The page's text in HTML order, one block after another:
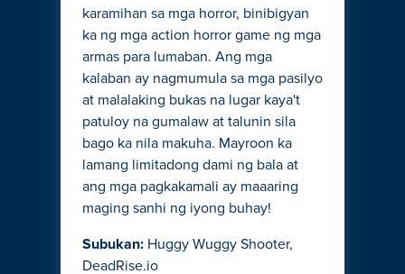
karamihan sa mga horror, binibigyan
ka ng mga action horror game ng mga
armas para lumaban. Ang mga
kalaban ay nagmumula sa mga pasilyo
at malalaking bukas na lugar kaya't
patuloy na gumalaw at talunin sila
bago ka nila makuha. Mayroon ka
lamang limitadong dami ng bala at
ang mga pagkakamali ay maaaring
maging sanhi ng iyong buhay!
Subukan: Huggy Wuggy Shooter,
DeadRise.io